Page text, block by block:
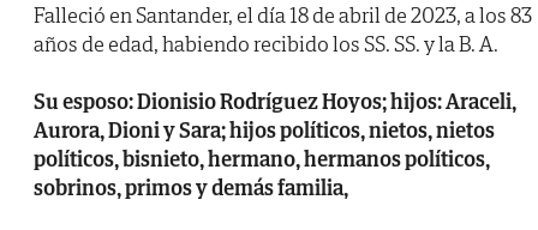
Falleció en Santander, el día 18 de abril de 2023, a los 83
años de edad, habiendo recibido los SS. SS. y la B. A.
Su esposo: Dionisio Rodríguez Hoyos; hijos: Araceli,
Aurora, Dioni y Sara; hijos políticos, nietos, nietos
políticos, bisnieto, hermano, hermanos políticos,
sobrinos, primos y demás familia,